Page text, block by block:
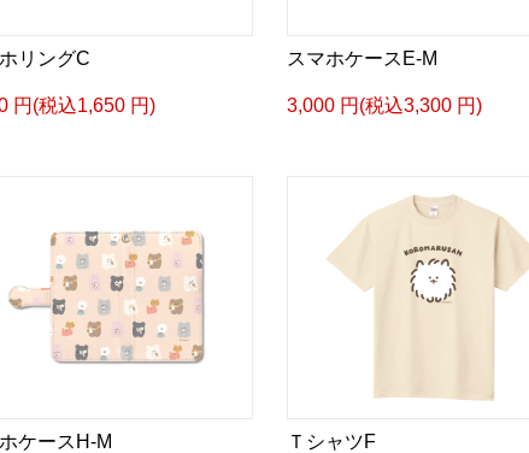
リングC
円(税込1,650 円)
スマホケースE-M
3,000 円(税込3,300 円)
ケースH-M ＴシャツF